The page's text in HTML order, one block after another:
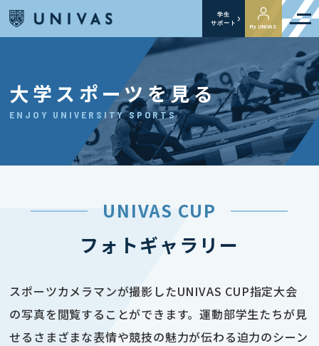
学生
サポート
My UNIVAS
大学スポーツを見る
ENJOY UNIVERSITY SPORTS
UNIVAS CUP
フォトギャラリー
スポーツカメラマンが撮影したUNIVAS CUP指定大会
の写真を閲覧することができます。運動部学生たちが見
せるさまざまな表情や競技の魅力が伝わる迫力のシーン